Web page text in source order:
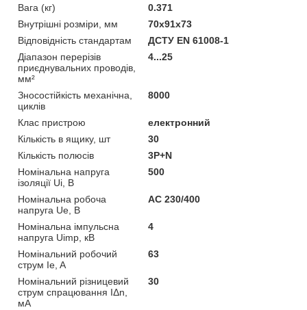
Вага (кг)
0.371
Внутрішні розміри, мм
70х91х73
Відповідність стандартам
ДСТУ EN 61008-1
Діапазон перерізів
приєднувальних проводів,
мм²
4...25
Зносостійкість механічна,
циклів
8000
Клас пристрою
електронний
Кількість в ящику, шт
30
Кількість полюсів
3P+N
Номінальна напруга
ізоляції Ui, В
500
Номінальна робоча
напруга Ue, В
AC 230/400
Номінальна імпульсна
напруга Uimp, кВ
4
Номінальний робочий
струм Ie, A
63
Номінальний різницевий
струм спрацювання IΔn,
мА
30